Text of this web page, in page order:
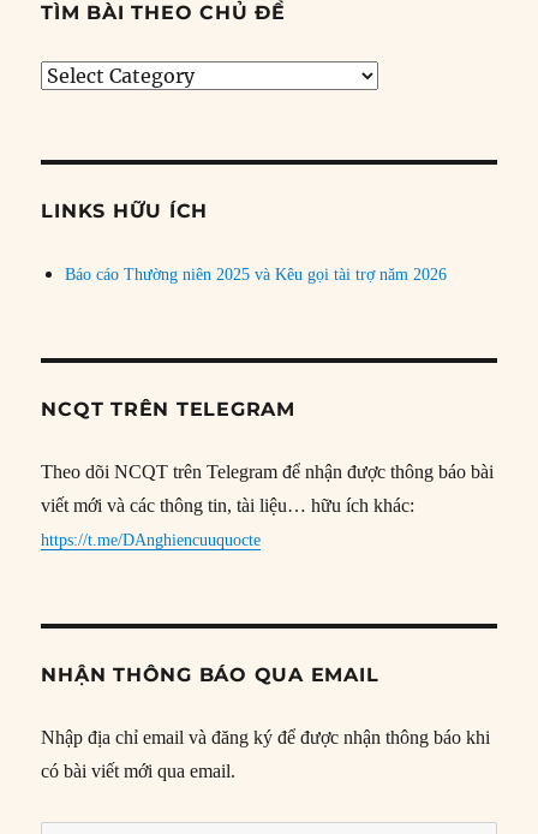
TÌM BÀI THEO CHỦ ĐỀ
Tìm
đề
LINKS HỮU ÍCH
Báo cáo Thường niên 2025 và Kêu gọi tài trợ năm 2026
NCQT TRÊN TELEGRAM
Theo dõi NCQT trên Telegram để nhận được thông báo bài
viết mới và các thông tin, tài liệu… hữu ích khác:
https://t.me/DAnghiencuuquocte
NHẬN THÔNG BÁO QUA EMAIL
Nhập địa chỉ email và đăng ký để được nhận thông báo khi
có bài viết mới qua email.